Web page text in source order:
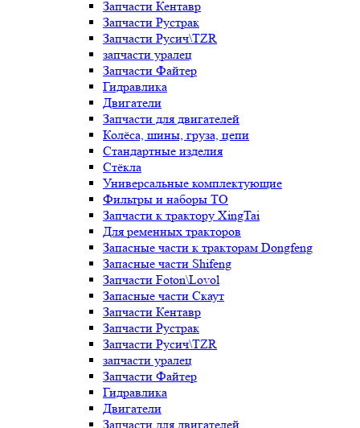
Запчасти Кентавр
Запчасти Рустрак
Запчасти Русич\TZR
запчасти уралец
Запчасти Файтер
Гидравлика
Двигатели
Запчасти для двигателей
Колёса, шины, груза, цепи
Стандартные изделия
Стёкла
Универсальные комплектующие
Фильтры и наборы ТО
Запчасти к трактору XingTai
Для ременных тракторов
Запасные части к тракторам Dongfeng
Запасные части Shifeng
Запчасти Foton\Lovol
Запасные части Скаут
Запчасти Кентавр
Запчасти Рустрак
Запчасти Русич\TZR
запчасти уралец
Запчасти Файтер
Гидравлика
Двигатели
Запчасти для двигателей